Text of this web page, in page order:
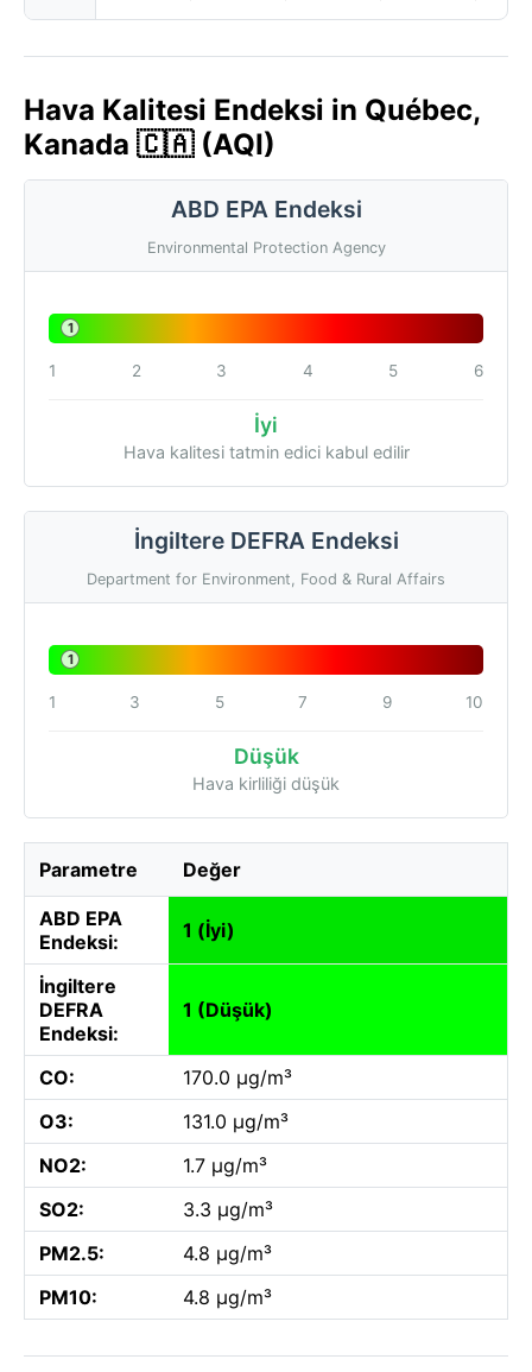
Hava Kalitesi Endeksi in Québec,
Kanada 🇨🇦 (AQI)
ABD EPA Endeksi
Environmental Protection Agency
1
1 2 3 4 5 6
İyi
Hava kalitesi tatmin edici kabul edilir
İngiltere DEFRA Endeksi
Department for Environment, Food & Rural Affairs
1
1 3 5 7 9 10
Düşük
Hava kirliliği düşük
Parametre Değer
ABD EPA
Endeksi:
1 (İyi)
İngiltere
DEFRA
Endeksi:
1 (Düşük)
CO:
170.0 µg/m³
O3:
131.0 µg/m³
NO2:
1.7 µg/m³
SO2:
3.3 µg/m³
PM2.5:
4.8 µg/m³
PM10:
4.8 µg/m³